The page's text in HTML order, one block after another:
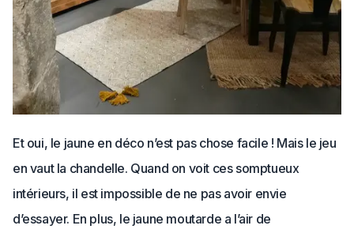
Et oui, le jaune en déco n’est pas chose facile ! Mais le jeu
en vaut la chandelle. Quand on voit ces somptueux
intérieurs, il est impossible de ne pas avoir envie
d’essayer. En plus, le jaune moutarde a l’air de